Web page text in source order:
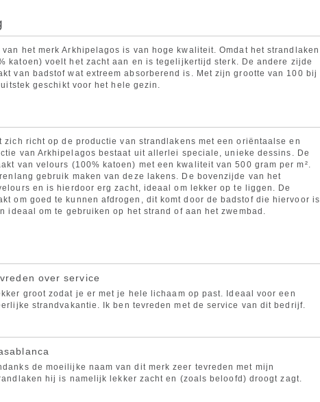
het merk Arkhipelagos is van hoge kwaliteit. Omdat het strandlaken
katoen) voelt het zacht aan en is tegelijkertijd sterk. De andere zijde
van badstof wat extreem absorberend is. Met zijn grootte van 100 bij
geschikt voor het hele gezin.
zich richt op de productie van strandlakens met een oriëntaalse en
van Arkhipelagos bestaat uit allerlei speciale, unieke dessins. De
van velours (100% katoen) met een kwaliteit van 500 gram per m².
gebruik maken van deze lakens. De bovenzijde van het
en is hierdoor erg zacht, ideaal om lekker op te liggen. De
om goed te kunnen afdrogen, dit komt door de badstof die hiervoor is
ideaal om te gebruiken op het strand of aan het zwembad.
over service
groot zodat je er met je hele lichaam op past. Ideaal voor een
strandvakantie. Ik ben tevreden met de service van dit bedrijf.
de moeilijke naam van dit merk zeer tevreden met mijn
hij is namelijk lekker zacht en (zoals beloofd) droogt zagt.